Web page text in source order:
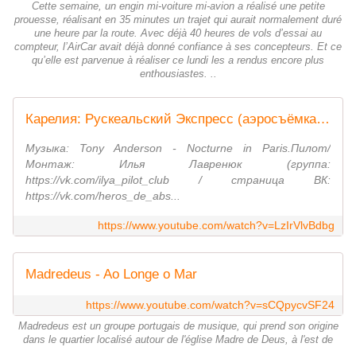
Cette semaine, un engin mi-voiture mi-avion a réalisé une petite
prouesse, réalisant en 35 minutes un trajet qui aurait normalement duré
une heure par la route. Avec déjà 40 heures de vols d’essai au
compteur, l’AirCar avait déjà donné confiance à ses concepteurs. Et ce
qu’elle est parvenue à réaliser ce lundi les a rendus encore plus
enthousiastes. ..
Карелия: Рускеальский Экспресс (аэросъёмка 2021)/Karelia: Ruskeala Express from the drone.
Музыка: Tony Anderson - Nocturne in Paris.Пилот/
Монтаж: Илья Лавренюк (группа:
https://vk.com/ilya_pilot_club / страница ВК:
https://vk.com/heros_de_abs...
https://www.youtube.com/watch?v=LzIrVlvBdbg
Madredeus - Ao Longe o Mar
https://www.youtube.com/watch?v=sCQpycvSF24
Madredeus est un groupe portugais de musique, qui prend son origine
dans le quartier localisé autour de l'église Madre de Deus, à l'est de